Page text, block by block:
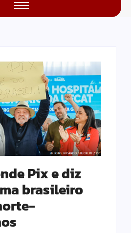
Pix e diz
brasileiro